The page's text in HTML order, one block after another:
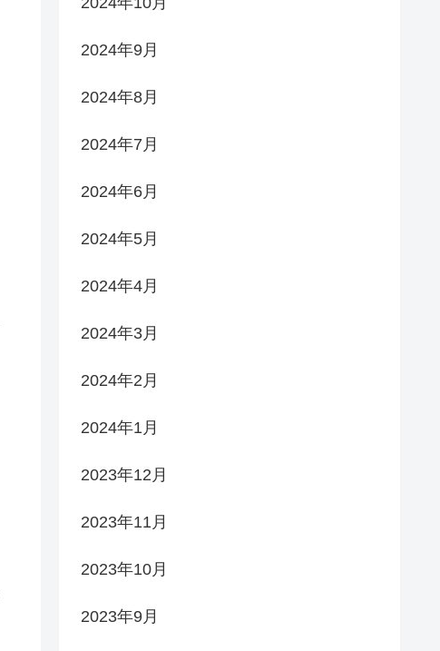
2024年9月
2024年8月
2024年7月
2024年6月
2024年5月
2024年4月
2024年3月
2024年2月
2024年1月
2023年12月
2023年11月
2023年10月
2023年9月